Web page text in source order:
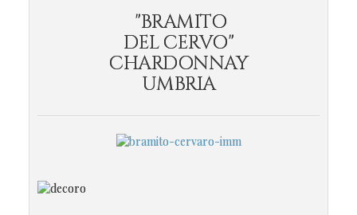
"BRAMITO
DEL CERVO"
CHARDONNAY
UMBRIA